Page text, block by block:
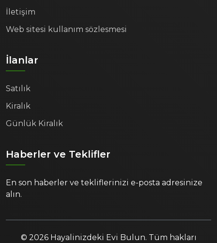
İletişim
Web sitesi kullanım sözlesmesi
İlanlar
Satılık
Kiralık
Günlük Kiralık
Haberler ve Teklifler
En son haberler ve tekliflerinizi e-posta adresinize
alın.
© 2026 Hayalinizdeki Evi Bulun. Tüm hakları